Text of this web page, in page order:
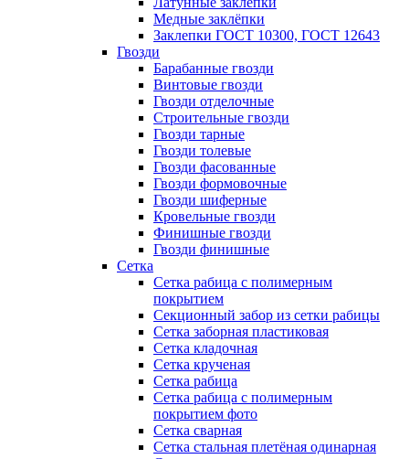
Медные заклёпки
Заклепки ГОСТ 10300, ГОСТ 12643
Гвозди
Барабанные гвозди
Винтовые гвозди
Гвозди отделочные
Строительные гвозди
Гвозди тарные
Гвозди толевые
Гвозди фасованные
Гвозди формовочные
Гвозди шиферные
Кровельные гвозди
Финишные гвозди
Гвозди финишные
Сетка
Сетка рабица с полимерным
покрытием
Секционный забор из сетки рабицы
Сетка заборная пластиковая
Сетка кладочная
Сетка крученая
Сетка рабица
Сетка рабица с полимерным
покрытием фото
Сетка сварная
Сетка стальная плетёная одинарная